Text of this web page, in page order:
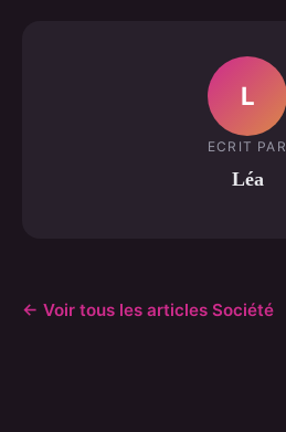
L
ECRIT PAR
Léa
← Voir tous les articles Société